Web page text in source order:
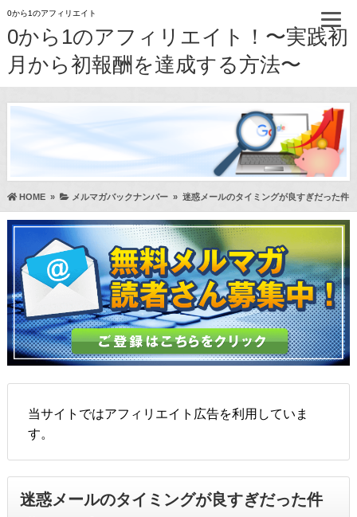
0から1のアフィリエイト
0から1のアフィリエイト！〜実践初
月から初報酬を達成する方法〜
HOME» メルマガバックナンバー» 迷惑メールのタイミングが良すぎだった件
当サイトではアフィリエイト広告を利用していま
す。
迷惑メールのタイミングが良すぎだった件